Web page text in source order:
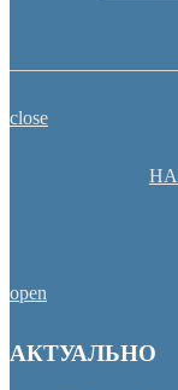
close
open
АКТУАЛЬНО